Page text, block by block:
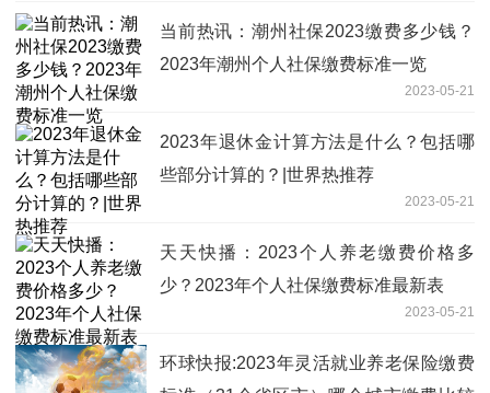
当前热讯：潮州社保2023缴费多少钱？
2023年潮州个人社保缴费标准一览
2023-05-21
2023年退休金计算方法是什么？包括哪
些部分计算的？|世界热推荐
2023-05-21
天天快播：2023个人养老缴费价格多
少？2023年个人社保缴费标准最新表
2023-05-21
环球快报:2023年灵活就业养老保险缴费